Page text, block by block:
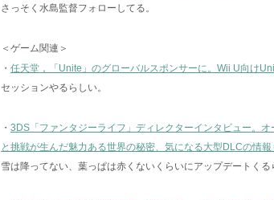
さっそく水島監督フォローしてる。
＜ゲーム関連＞
・ 任天堂，「Unite」のグローバルスポンサーに。Wii U向け
セッションやるらしい。
・ 3DS「ファンタジーライフ」ディレクターインタビュー。
と挑戦が生んだ魅力ある世界の秘密、気になる大型DLCの情報
雪は降ってない、葉っぱは赤くないくらいにアップデートくる